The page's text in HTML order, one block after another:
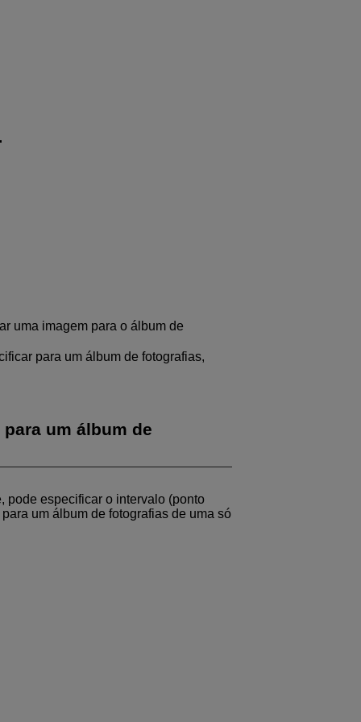
uma imagem para o álbum de
para um álbum de fotografias,
um álbum de
pode especificar o intervalo (ponto
um álbum de fotografias de uma só